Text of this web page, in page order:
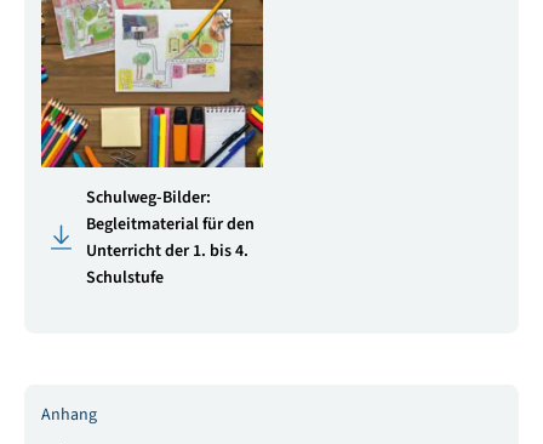
Schulweg-Bilder:
Begleitmaterial für den
Unterricht der 1. bis 4.
Schulstufe
Anhang